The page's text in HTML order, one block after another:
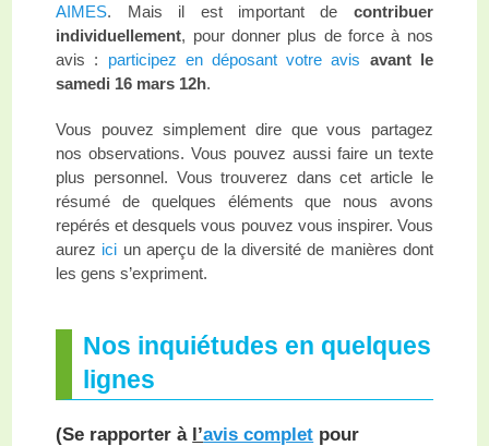
AIMES. Mais il est important de contribuer
individuellement, pour donner plus de force à nos
avis : participez en déposant votre avis avant le
samedi 16 mars 12h.
Vous pouvez simplement dire que vous partagez
nos observations. Vous pouvez aussi faire un texte
plus personnel. Vous trouverez dans cet article le
résumé de quelques éléments que nous avons
repérés et desquels vous pouvez vous inspirer. Vous
aurez ici un aperçu de la diversité de manières dont
les gens s’expriment.
Nos inquiétudes en quelques
lignes
(Se rapporter à l’avis complet pour